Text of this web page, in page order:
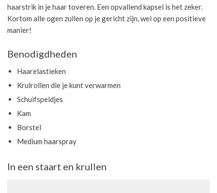
haarstrik in je haar toveren. Een opvallend kapsel is het zeker.
Kortom alle ogen zullen op je gericht zijn, wel op een positieve
manier!
Benodigdheden
Haarelastieken
Krulrollen die je kunt verwarmen
Schuifspeldjes
Kam
Borstel
Medium haarspray
In een staart en krullen